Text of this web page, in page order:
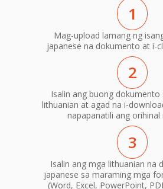
1
Mag-upload lamang ng
japanese na dokumento at i-
2
Isalin ang buong dokumento
lithuanian at agad na i-
napapanatili ang orihinal
3
Isalin ang mga lithuanian na
japanese sa maraming mga
(Word, Excel, PowerPoint,